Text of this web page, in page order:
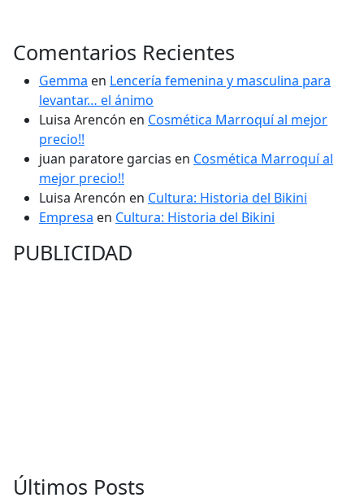
Comentarios Recientes
Gemma en Lencería femenina y masculina para
levantar… el ánimo
Luisa Arencón en Cosmética Marroquí al mejor
precio!!
juan paratore garcias en Cosmética Marroquí al
mejor precio!!
Luisa Arencón en Cultura: Historia del Bikini
Empresa en Cultura: Historia del Bikini
PUBLICIDAD
Últimos Posts